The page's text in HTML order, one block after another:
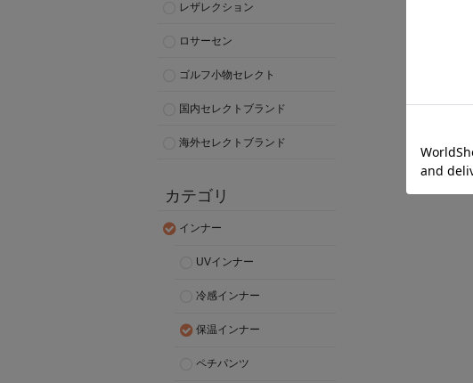
レザレクション
ロサーセン
ゴルフ小物セレクト
国内セレクトブランド
海外セレクトブランド
カテゴリ
インナー
UVインナー
冷感インナー
保温インナー
ペチパンツ